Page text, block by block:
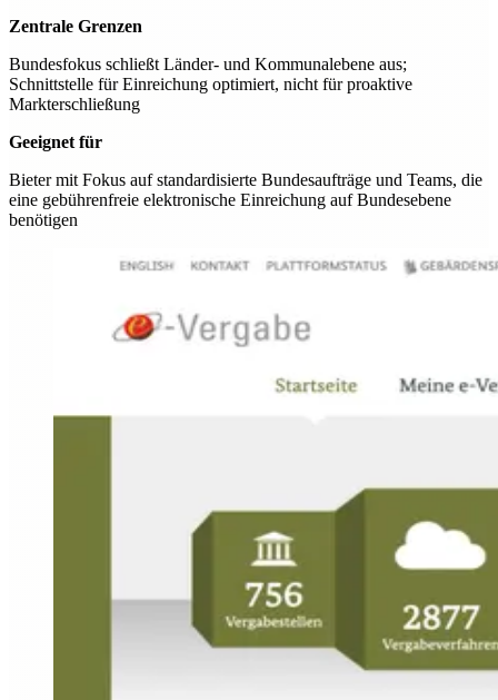
Zentrale Grenzen
Bundesfokus schließt Länder- und Kommunalebene aus;
Schnittstelle für Einreichung optimiert, nicht für proaktive
Markterschließung
Geeignet für
Bieter mit Fokus auf standardisierte Bundesaufträge und Teams, die
eine gebührenfreie elektronische Einreichung auf Bundesebene
benötigen